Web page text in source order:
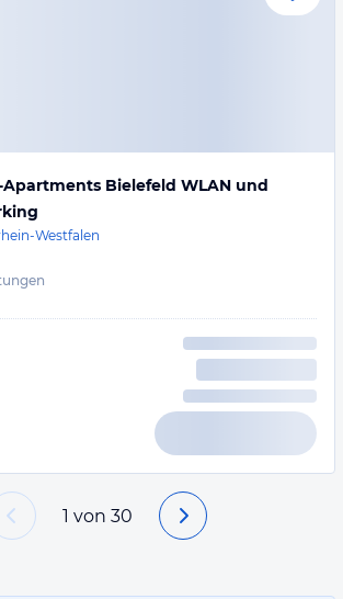
Apartments Bielefeld WLAN und
Westfalen
1 von 30